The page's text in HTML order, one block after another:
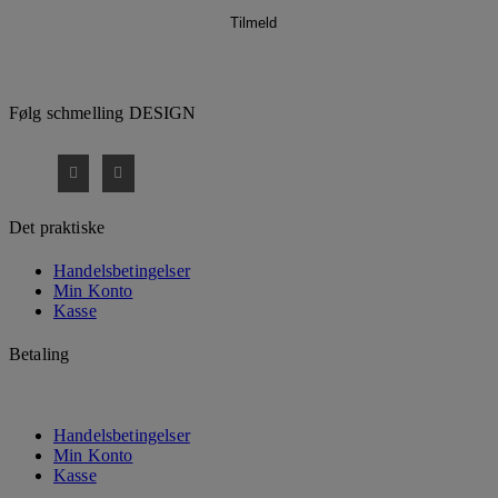
Følg schmelling DESIGN
Det praktiske
Handelsbetingelser
Min Konto
Kasse
Betaling
Handelsbetingelser
Min Konto
Kasse